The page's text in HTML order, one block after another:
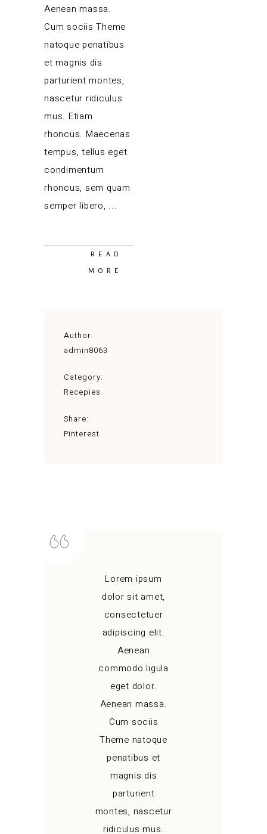
Aenean massa.
Cum sociis Theme
natoque penatibus
et magnis dis
parturient montes,
nascetur ridiculus
mus. Etiam
rhoncus. Maecenas
tempus, tellus eget
condimentum
rhoncus, sem quam
semper libero,
READ
MORE
Author:
admin8063
Category:
Recepies
Share:
Pinterest
Lorem ipsum
dolor sit amet,
consectetuer
adipiscing elit.
Aenean
commodo ligula
eget dolor.
Aenean massa.
Cum sociis
Theme natoque
penatibus et
magnis dis
parturient
montes, nascetur
ridiculus mus.